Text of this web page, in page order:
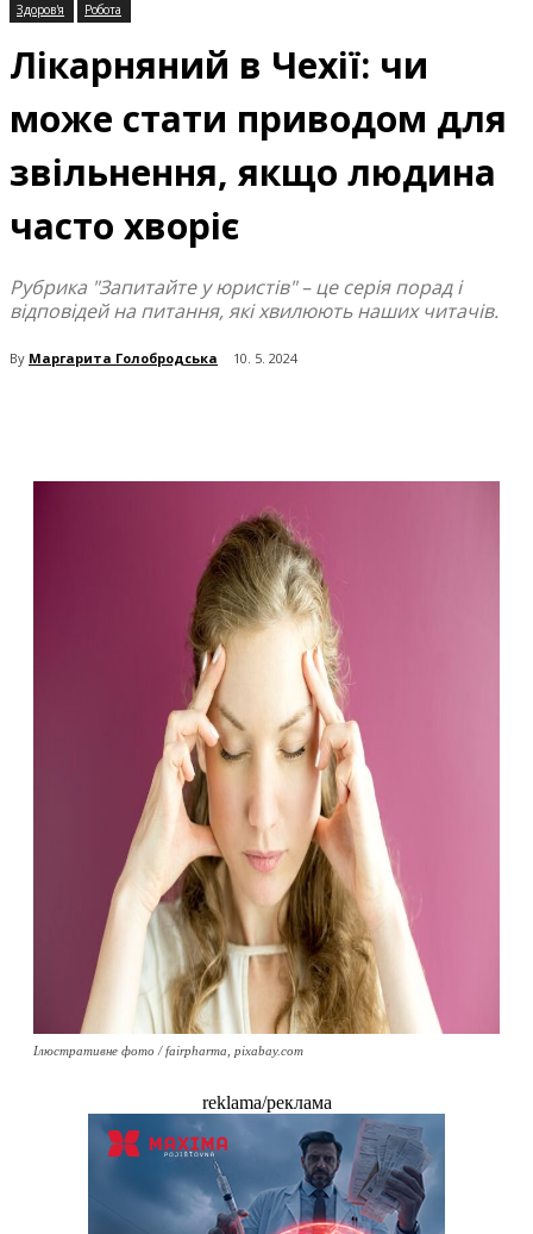
Здоров'я Робота
Лікарняний в Чехії: чи
може стати приводом для
звільнення, якщо людина
часто хворіє
Рубрика "Запитайте у юристів" – це серія порад і
відповідей на питання, які хвилюють наших читачів.
By Маргарита Голобродська 10. 5. 2024
Ілюстративне фото / fairpharma, pixabay.com
reklama/реклама